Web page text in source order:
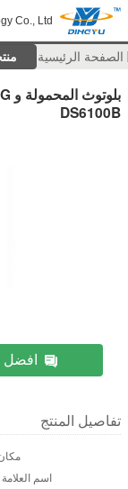
Co., Ltd
الصفحة الرئيسية
DS6100B
افضل
تفاصيل المنتج
اسم العلامة